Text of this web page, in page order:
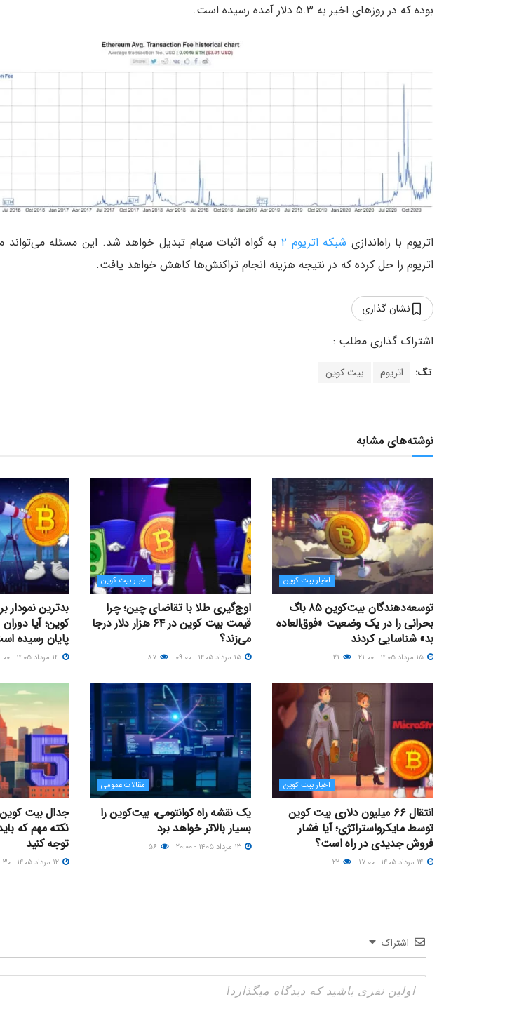
بوده که در روزهای اخیر به ۵.۳ دلار آمده رسیده است.
اتریوم با راه‌اندازی شبکه اتریوم ۲
به گواه اثبات سهام تبدیل خواهد شد. این مسئله
اتریوم را حل کرده که در نتیجه هزینه انجام تراکنش‌ها کاهش خواهد یافت.
نشان گذاری
تگ: اتریوم بیت کوین
نوشته‌های مشابه
اخبار بیت کوین
توسعه‌دهندگان بیت‌کوین ۸۵ باگ
بحرانی را در یک وضعیت «فوق‌العاده
بد» شناسایی کردند
اخبار بیت کوین
اوج‌گیری طلا با تقاضای چین؛ چرا
قیمت بیت کوین در ۶۴ هزار دلار درجا
می‌زند؟
بدترین نمودار
کوین؛ آیا
پایان رسیده
اخبار بیت کوین
انتقال ۶۶ میلیون دلاری بیت کوین
توسط مایکرواستراتژی؛ آیا فشار
فروش جدیدی در راه است؟
مقالات عمومی
یک نقشه راه کوانتومی، بیت‌کوین را
بسیار بالاتر خواهد برد
نکته مهم که
توجه کنید
اشتراک